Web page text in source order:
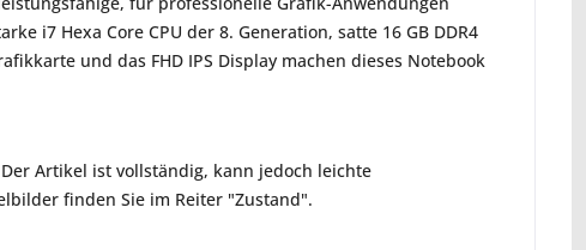
i7 Hexa Core CPU der 8. Generation, satte 16 GB DDR4
und das FHD IPS Display machen dieses Notebook
Artikel ist vollständig, kann jedoch leichte
finden Sie im Reiter "Zustand".